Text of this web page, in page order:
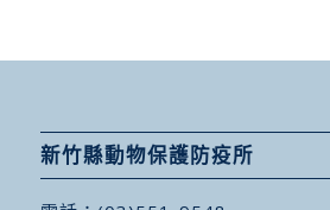
新竹縣動物保護防疫所